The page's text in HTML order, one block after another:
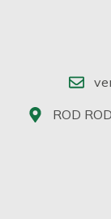
ROD